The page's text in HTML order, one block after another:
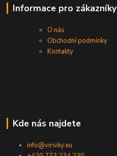
Informace pro zákazníky
O nás
Obchodní podmínky
Kontakty
Kde nás najdete
info@virivky.eu